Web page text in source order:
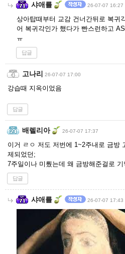
샤애를 26-07-07 16:27
상아탑때부터 교감 건너간뒤로 복귀
어 복귀각인가 했다가 빤스런하고
ㅠ
답글
고나리 26-07-07 17:00
강습때 지옥이었음
답글
배렐리아 26-07-07 17:37
이거 ㄹㅇ 저도 저번에 1~2주내로 금방
제되었던;
7주일이나 미뤘는데 왜 금방해준걸로
답글
샤애를 26-07-07 17:43